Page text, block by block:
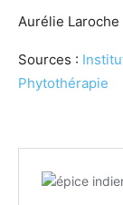
Aurélie Laroche
Sources :
Phytothérapie